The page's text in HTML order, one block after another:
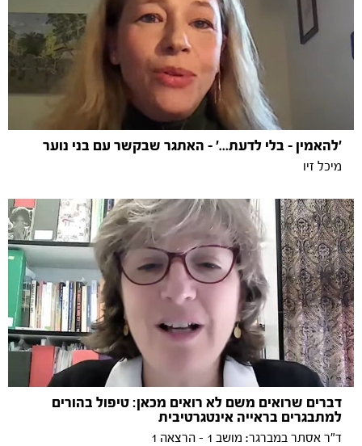
'להאמין - בלי לדעת…' - האתגר שבקשר עם בני נוער
מיכל זיו
דברים שרואים משם לא רואים מכאן: טיפול בהורים
למתבגרים בראייה אינטגרטיבית
ד"ר אסתר במברגר: מושב 1 - הרצאה 1